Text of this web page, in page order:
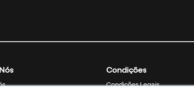
Condições
Condições Legais